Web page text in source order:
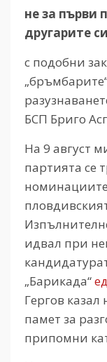
не за първи
другарите си
с подобни
БСП Бриго
На 9 август
партията се
идвал при
„Барикада“
Гергов казал
памет за
припомни